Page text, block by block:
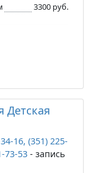
3300 руб.
Детская
16, (351) 225-
73-53 - запись